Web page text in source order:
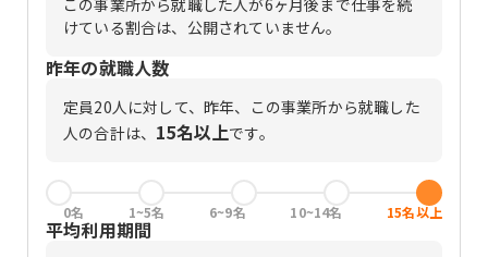
この事業所から就職した人が6ヶ月後まで仕事を続
けている割合は、公開されていません。
昨年の就職人数
定員20人に対して、昨年、この事業所から就職した
人の合計は、 15名以上です。
0名 1~5名 6~9名 10~14名 15名以上
平均利用期間